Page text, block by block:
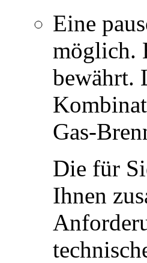
Eine
möglich.
bewährt.
Gas-
Die für
Ihnen